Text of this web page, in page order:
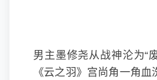
男主墨修尧从战神沦为“
《云之羽》宫尚角一角血